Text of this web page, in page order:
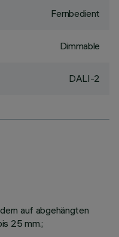
Fernbedient
Dimmable
DALI-2
auf abgehängten
25 mm.;